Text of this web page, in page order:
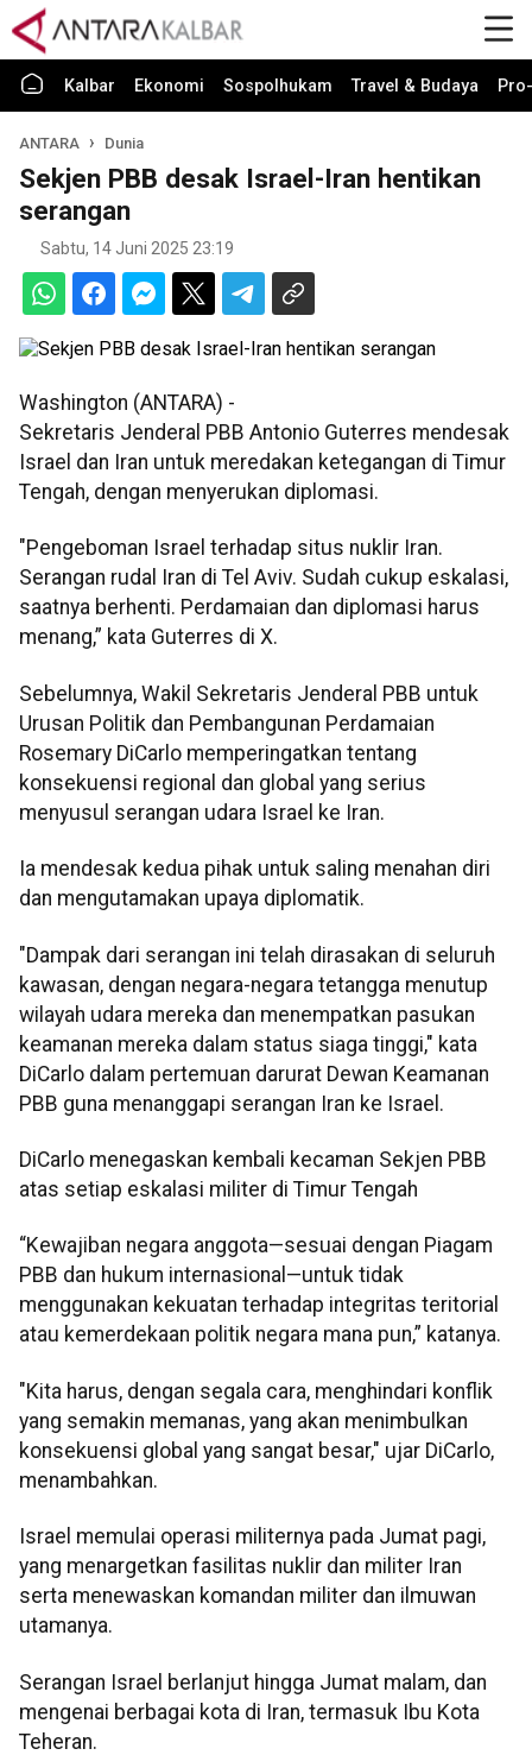
Kalbar Ekonomi Sospolhukam Travel & Budaya
ANTARA Dunia
Sekjen PBB desak Israel-Iran hentikan
serangan
Sabtu, 14 Juni 2025 23:19
Washington (ANTARA) -
Sekretaris Jenderal PBB Antonio Guterres mendesak
Israel dan Iran untuk meredakan ketegangan di Timur
Tengah, dengan menyerukan diplomasi.
"Pengeboman Israel terhadap situs nuklir Iran.
Serangan rudal Iran di Tel Aviv. Sudah cukup eskalasi,
saatnya berhenti. Perdamaian dan diplomasi harus
menang,” kata Guterres di X.
Sebelumnya, Wakil Sekretaris Jenderal PBB untuk
Urusan Politik dan Pembangunan Perdamaian
Rosemary DiCarlo memperingatkan tentang
konsekuensi regional dan global yang serius
menyusul serangan udara Israel ke Iran.
Ia mendesak kedua pihak untuk saling menahan diri
dan mengutamakan upaya diplomatik.
"Dampak dari serangan ini telah dirasakan di seluruh
kawasan, dengan negara-negara tetangga menutup
wilayah udara mereka dan menempatkan pasukan
keamanan mereka dalam status siaga tinggi," kata
DiCarlo dalam pertemuan darurat Dewan Keamanan
PBB guna menanggapi serangan Iran ke Israel.
DiCarlo menegaskan kembali kecaman Sekjen PBB
atas setiap eskalasi militer di Timur Tengah
“Kewajiban negara anggota—sesuai dengan Piagam
PBB dan hukum internasional—untuk tidak
menggunakan kekuatan terhadap integritas teritorial
atau kemerdekaan politik negara mana pun,” katanya.
"Kita harus, dengan segala cara, menghindari konflik
yang semakin memanas, yang akan menimbulkan
konsekuensi global yang sangat besar," ujar DiCarlo,
menambahkan.
Israel memulai operasi militernya pada Jumat pagi,
yang menargetkan fasilitas nuklir dan militer Iran
serta menewaskan komandan militer dan ilmuwan
utamanya.
Serangan Israel berlanjut hingga Jumat malam, dan
mengenai berbagai kota di Iran, termasuk Ibu Kota
Teheran.